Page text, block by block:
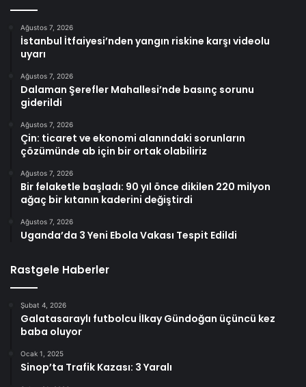
Ağustos 7, 2026
İstanbul İtfaiyesi’nden yangın riskine karşı videolu
uyarı
Ağustos 7, 2026
Dalaman Şerefler Mahallesi’nde basınç sorunu
giderildi
Ağustos 7, 2026
Çin: ticaret ve ekonomi alanındaki sorunların
çözümünde ab için bir ortak olabiliriz
Ağustos 7, 2026
Bir felaketle başladı: 90 yıl önce dikilen 220 milyon
ağaç bir kıtanın kaderini değiştirdi
Ağustos 7, 2026
Uganda’da 3 Yeni Ebola Vakası Tespit Edildi
Rastgele Haberler
Şubat 4, 2026
Galatasaraylı futbolcu İlkay Gündoğan üçüncü kez
baba oluyor
Ocak 1, 2025
Sinop’ta Trafik Kazası: 3 Yaralı